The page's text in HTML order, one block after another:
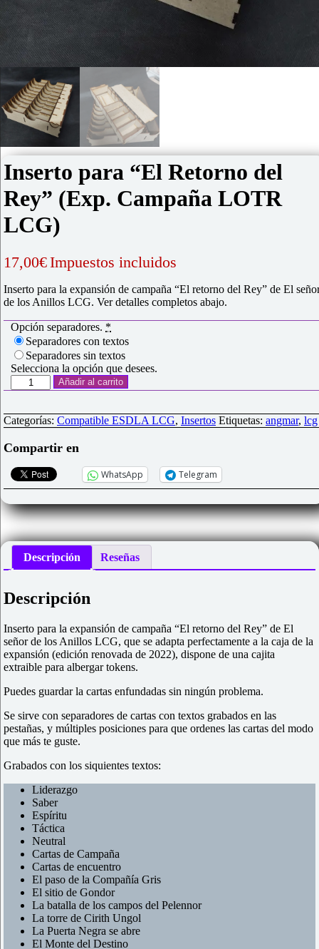
Inserto para “El Retorno del
Rey” (Exp. Campaña LOTR
LCG)
17,00€Impuestos incluidos
Inserto para la expansión de campaña “El retorno del Rey” de El
de los Anillos LCG. Ver detalles completos abajo.
Opción separadores. *
Separadores con textos
Separadores sin textos
Selecciona la opción que desees.
Inserto
para
Retorno
del
Rey"
(Exp.
Campaña
LOTR
cantidad
Añadir al carrito
Categorías: Compatible ESDLA LCG, Insertos Etiquetas: angmar, lcg
Compartir en
WhatsApp Telegram
Descripción Reseñas
Descripción
Inserto para la expansión de campaña “El retorno del Rey” de El
señor de los Anillos LCG, que se adapta perfectamente a la caja de la
expansión (edición renovada de 2022), dispone de una cajita
extraible para albergar tokens.
Puedes guardar la cartas enfundadas sin ningún problema.
Se sirve con separadores de cartas con textos grabados en las
pestañas, y múltiples posiciones para que ordenes las cartas del modo
que más te guste.
Grabados con los siquientes textos:
Liderazgo
Saber
Espíritu
Táctica
Neutral
Cartas de Campaña
Cartas de encuentro
El paso de la Compañía Gris
El sitio de Gondor
La batalla de los campos del Pelennor
La torre de Cirith Ungol
La Puerta Negra se abre
El Monte del Destino